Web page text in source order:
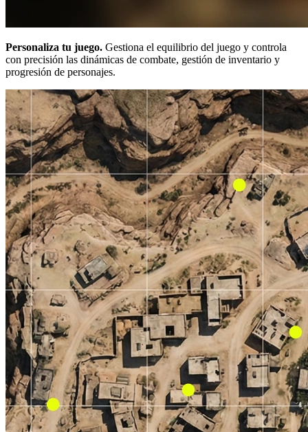
Personaliza tu juego. Gestiona el equilibrio del juego y controla
con precisión las dinámicas de combate, gestión de inventario y
progresión de personajes.